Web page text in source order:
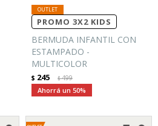
PROMO 3X2 KIDS
BERMUDA INFANTIL CON
ESTAMPADO -
MULTICOLOR
$ 245 $499
50